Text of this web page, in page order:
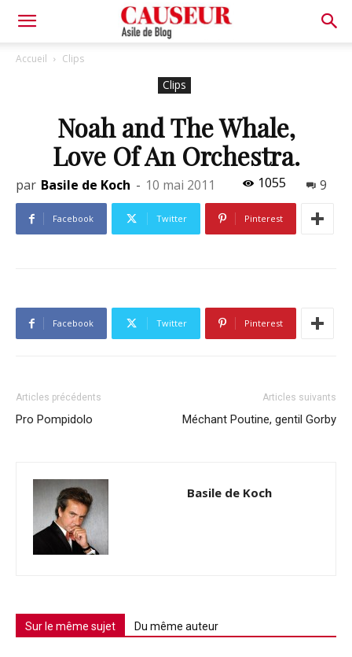
Asile
Accueil Clips
Clips
Noah and The Whale,
Love Of An Orchestra.
par Basile de Koch - 10 mai 2011 1055 9
Facebook Twitter Pinterest
Facebook Twitter Pinterest
Articles précédents
Pro Pompidolo
Articles suivants
Méchant Poutine, gentil Gorby
Basile de Koch
Sur le même sujet Du même auteur